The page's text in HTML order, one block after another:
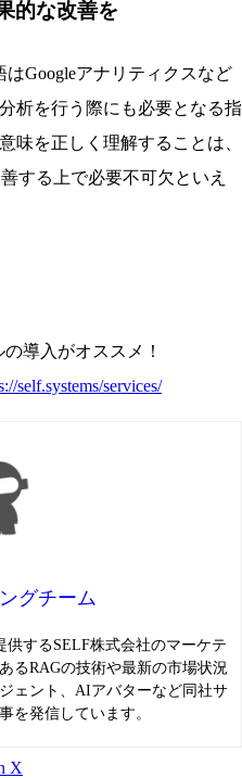
的な改善を
Googleアナリティクスなど
析を行う際にも必要となる指
味を正しく理解することは、
する上で必要不可欠といえ
導入がオススメ！
self.systems/services/
グチーム
するSELF株式会社のマーケテ
るRAGの技術や最新の市場状況
ェント、AIアバターなど同社サ
を発信しています。
X